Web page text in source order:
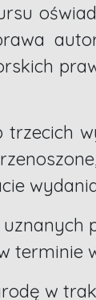
trzecich
terminie
w